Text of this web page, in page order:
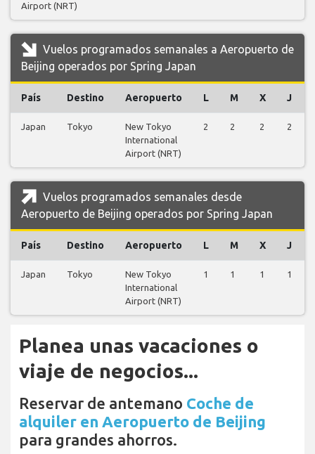
Airport (NRT)
Vuelos programados semanales a Aeropuerto de
Beijing operados por Spring Japan
País Destino Aeropuerto L M X J
Japan Tokyo
New Tokyo
International
Airport (NRT)
2 2 2 2
Vuelos programados semanales desde
Aeropuerto de Beijing operados por Spring Japan
País Destino Aeropuerto L M X J
Japan Tokyo
New Tokyo
International
Airport (NRT)
1 1 1 1
Planea unas vacaciones o
viaje de negocios...
Reservar de antemano Coche de
alquiler en Aeropuerto de Beijing
para grandes ahorros.